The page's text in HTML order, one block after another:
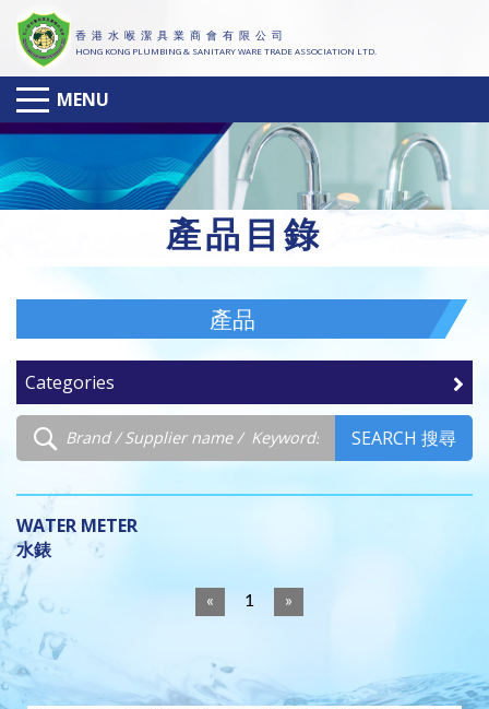
香 港 水 喉 潔 具 業 商 會 有 限 公 司
HONG KONG PLUMBING & SANITARY WARE TRADE ASSOCIATION LTD.
MENU
產品目錄
產品
Categories
SEARCH 搜尋
WATER METER
水錶
Brand
Supplier
« 1 »